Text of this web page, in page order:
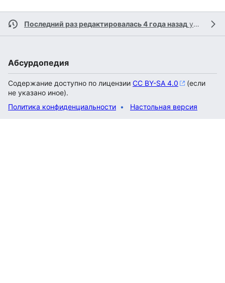
Последний раз редактировалась 4 года назад участником
Абсурдопедия
Содержание доступно по лицензии CC BY-SA 4.0
(если
не указано иное).
Политика конфиденциальности
Настольная версия